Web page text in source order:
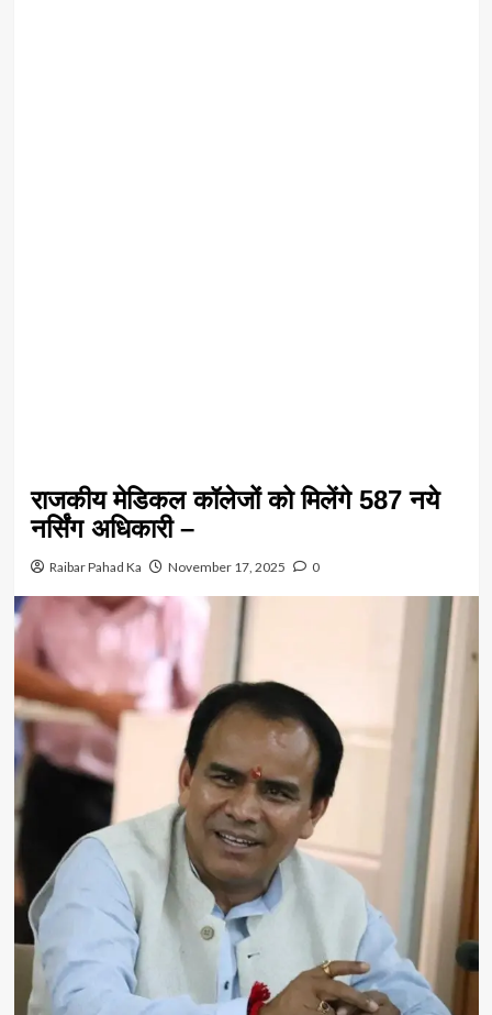
राजकीय मेडिकल कॉलेजों को मिलेंगे 587 नये
नर्सिंग अधिकारी –
Raibar Pahad Ka November 17, 2025 0